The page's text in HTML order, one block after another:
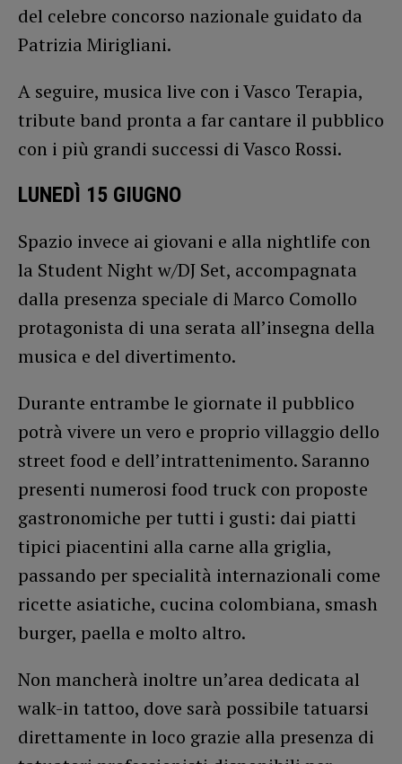
del celebre concorso nazionale guidato da
Patrizia Mirigliani.
A seguire, musica live con i Vasco Terapia,
tribute band pronta a far cantare il pubblico
con i più grandi successi di Vasco Rossi.
LUNEDÌ 15 GIUGNO
Spazio invece ai giovani e alla nightlife con
la Student Night w/DJ Set, accompagnata
dalla presenza speciale di Marco Comollo
protagonista di una serata all’insegna della
musica e del divertimento.
Durante entrambe le giornate il pubblico
potrà vivere un vero e proprio villaggio dello
street food e dell’intrattenimento. Saranno
presenti numerosi food truck con proposte
gastronomiche per tutti i gusti: dai piatti
tipici piacentini alla carne alla griglia,
passando per specialità internazionali come
ricette asiatiche, cucina colombiana, smash
burger, paella e molto altro.
Non mancherà inoltre un’area dedicata al
walk-in tattoo, dove sarà possibile tatuarsi
direttamente in loco grazie alla presenza di